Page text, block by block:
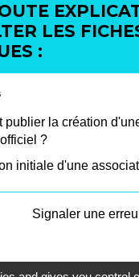
LES
:
publier la création
?
initiale d'une
Signaler une